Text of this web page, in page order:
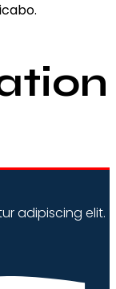
adipiscing elit.